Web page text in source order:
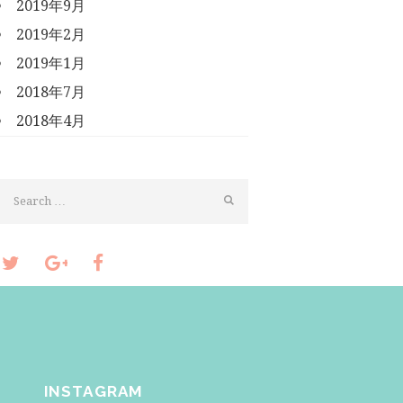
2019年9月
2019年2月
2019年1月
2018年7月
2018年4月
INSTAGRAM